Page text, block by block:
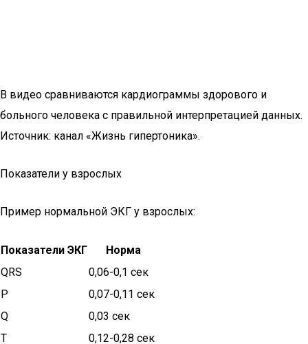
В видео сравниваются кардиограммы здорового и
больного человека с правильной интерпретацией данных.
Источник: канал «Жизнь гипертоника».
Показатели у взрослых
Пример нормальной ЭКГ у взрослых:
Показатели ЭКГ
Норма
QRS
0,06-0,1 сек
P
0,07-0,11 сек
Q
0,03 сек
T
0,12-0,28 сек